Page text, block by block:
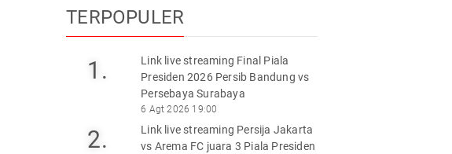
TERPOPULER
1.
Link live streaming Final Piala
Presiden 2026 Persib Bandung vs
Persebaya Surabaya
6 Agt 2026 19:00
2.
Link live streaming Persija Jakarta
vs Arema FC juara 3 Piala Presiden